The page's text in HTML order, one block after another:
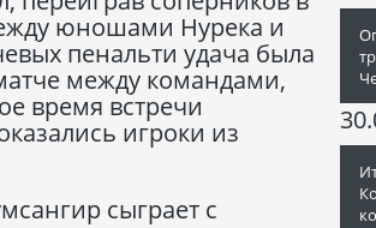
юношами Нурека и
пенальти удача была
между командами,
время встречи
игроки из
сыграет с